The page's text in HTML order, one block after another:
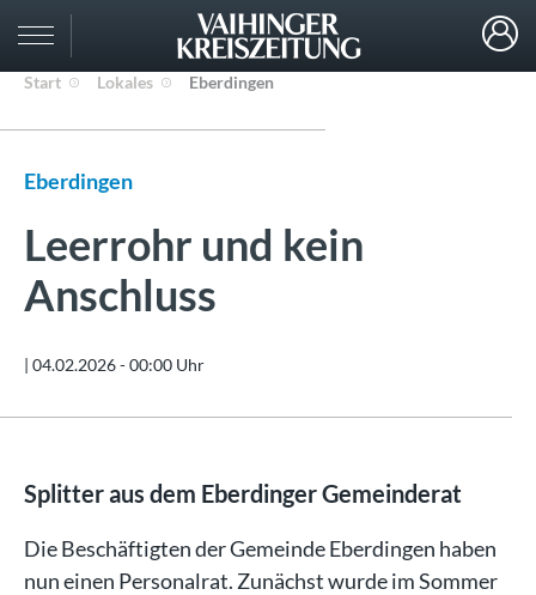
Start Lokales Eberdingen
Eberdingen
Leerrohr und kein
Anschluss
| 04.02.2026 - 00:00 Uhr
Splitter aus dem Eberdinger Gemeinderat
Die Beschäftigten der Gemeinde Eberdingen haben
nun einen Personalrat. Zunächst wurde im Sommer